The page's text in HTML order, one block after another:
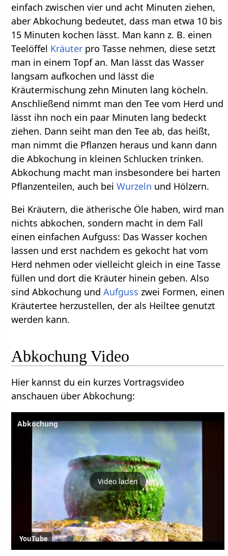
einfach zwischen vier und acht Minuten ziehen,
aber Abkochung bedeutet, dass man etwa 10 bis
15 Minuten kochen lässt. Man kann z. B. einen
Teelöffel Kräuter pro Tasse nehmen, diese setzt
man in einem Topf an. Man lässt das Wasser
langsam aufkochen und lässt die
Kräutermischung zehn Minuten lang köcheln.
Anschließend nimmt man den Tee vom Herd und
lässt ihn noch ein paar Minuten lang bedeckt
ziehen. Dann seiht man den Tee ab, das heißt,
man nimmt die Pflanzen heraus und kann dann
die Abkochung in kleinen Schlucken trinken.
Abkochung macht man insbesondere bei harten
Pflanzenteilen, auch beiWurzeln und Hölzern.
Bei Kräutern, die ätherische Öle haben, wird man
nichts abkochen, sondern macht in dem Fall
einen einfachen Aufguss: Das Wasser kochen
lassen und erst nachdem es gekocht hat vom
Herd nehmen oder vielleicht gleich in eine Tasse
füllen und dort die Kräuter hinein geben. Also
sind Abkochung undAufguss zwei Formen, einen
Kräutertee herzustellen, der als Heiltee genutzt
werden kann.
Abkochung Video
Hier kannst du ein kurzes Vortragsvideo
anschauen über Abkochung:
Abkochung
Video laden
YouTube